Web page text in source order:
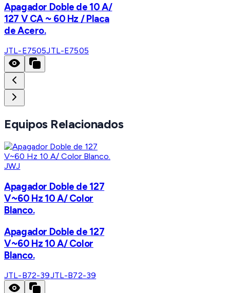
Apagador Doble de 10 A/
127 V CA ~ 60 Hz / Placa
de Acero.
JTL-E7505JTL-E7505
Equipos Relacionados
JWJ
Apagador Doble de 127
V~60 Hz 10 A/ Color
Blanco.
Apagador Doble de 127
V~60 Hz 10 A/ Color
Blanco.
JTL-B72-39JTL-B72-39